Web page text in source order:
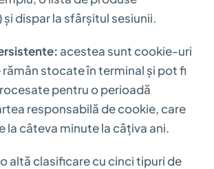
dispar la sfârșitul sesiunii.
acestea sunt cookie-uri
rămân stocate în terminal și pot fi
pentru o perioadă
responsabilă de cookie, care
la câteva minute la câțiva ani.
altă clasificare cu cinci tipuri de